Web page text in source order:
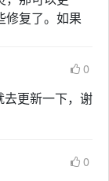
修复了。如果
0
更新一下，谢
0